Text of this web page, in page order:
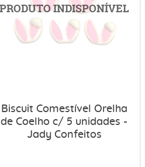
Biscuit Comestível Orelha
de Coelho c/ 5 unidades -
Jady Confeitos